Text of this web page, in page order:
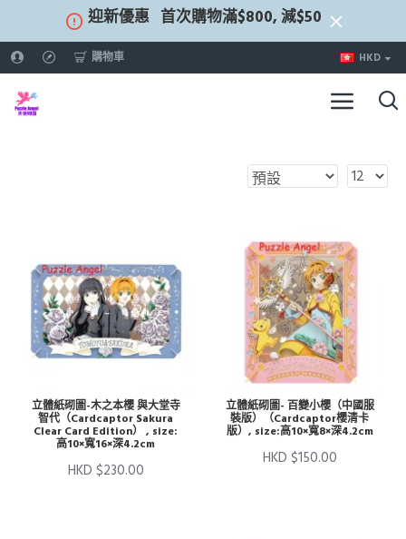
迎新優惠 首次購物滿$800, 減$50
購物車 HKD
立體紙砌圖-木之本櫻 與大堂寺
智代（Cardcaptor Sakura
Clear Card Edition） , size:
高10×寬16×深4.2cm
HKD $230.00
立體紙砌圖- 百變小櫻（中國服
裝版）（Cardcaptor櫻清卡
版）, size:高10×寬8×深4.2cm
HKD $150.00